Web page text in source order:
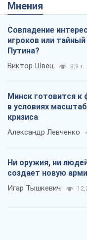
Мнения
Совпадение
игроков или
Путина?
Виктор Швец 8,9 т.
Минск готовится к
в условиях
кризиса
Александр Левченко
Ни оружия, ни
создает новую
Игар Тышкевич